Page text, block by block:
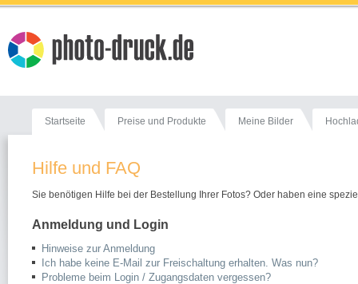
Startseite Preise und Produkte Meine Bilder
Hilfe und FAQ
Sie benötigen Hilfe bei der Bestellung Ihrer Fotos? Oder haben eine
Anmeldung und Login
Hinweise zur Anmeldung
Ich habe keine E-Mail zur Freischaltung erhalten. Was nun?
Probleme beim Login / Zugangsdaten vergessen?